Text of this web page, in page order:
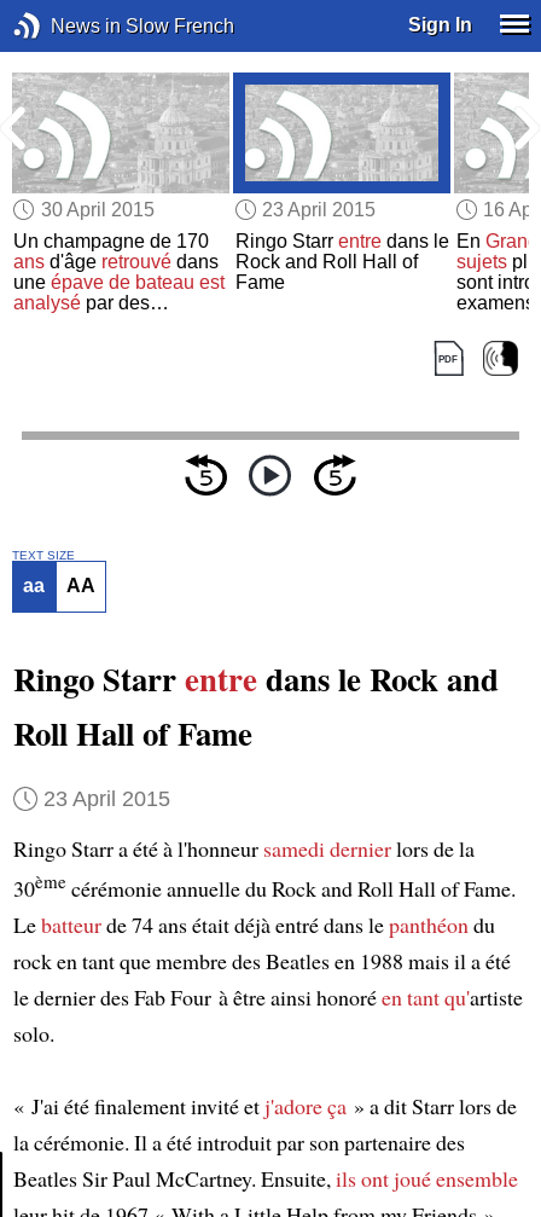
News in Slow French Sign In
30 April 2015
Un champagne de 170
ans d'âge retrouvé dans
uneépave de bateau est
analysé par des
23 April 2015
Ringo Starr entredans le
Rock and Roll Hall of
Fame
16
En
sujets
sont
examens
TEXT SIZE
aa AA
Ringo Starrentredans le Rock and
Roll Hall of Fame
23 April 2015
Ringo Starr a été à l'honneur samedi dernierlors de la
30èmecérémonie annuelle du Rock and Roll Hall of Fame.
Lebatteurde 74 ans était déjà entré dans lepanthéondu
rock en tant que membre des Beatles en 1988 mais il a été
le dernier des Fab Four à être ainsi honoréen tant qu'artiste
solo.
« J'ai été finalement invité etj'adore ça» a dit Starr lors de
la cérémonie. Il a été introduit par son partenaire des
Beatles Sir Paul McCartney. Ensuite,ils ont joué ensemble